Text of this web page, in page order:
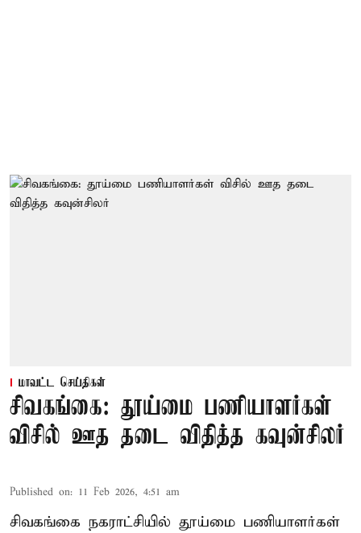
மாவட்ட செய்திகள்
சிவகங்கை: தூய்மை பணியாளர்கள்
விசில் ஊத தடை விதித்த கவுன்சிலர்
Published on: 11 Feb 2026, 4:51 am
சிவகங்கை நகராட்சியில் தூய்மை பணியாளர்கள்